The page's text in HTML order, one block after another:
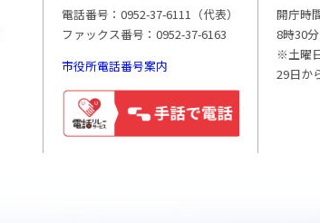
電話番号：0952-37-6111（代表）
ファックス番号：0952-37-6163
市役所電話番号案内
開庁時
8時30
※土曜
29日か